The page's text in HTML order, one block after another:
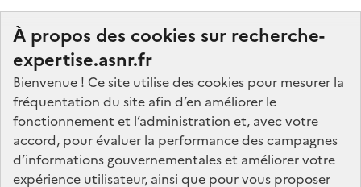
À propos des cookies sur recherche-
expertise.asnr.fr
Bienvenue ! Ce site utilise des cookies pour mesurer la
fréquentation du site afin d’en améliorer le
fonctionnement et l’administration et, avec votre
accord, pour évaluer la performance des campagnes
d’informations gouvernementales et améliorer votre
expérience utilisateur, ainsi que pour vous proposer
Nos marchés
Nos offres d'emploi
FAQ